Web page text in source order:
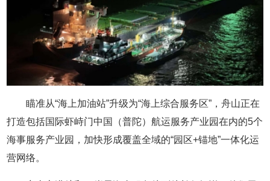
瞄准从“海上加油站”升级为“海上综合服务区”，舟山正在
打造包括国际虾峙门中国（普陀）航运服务产业园在内的5个
海事服务产业园，加快形成覆盖全域的“园区+锚地”一体化运
营网络。